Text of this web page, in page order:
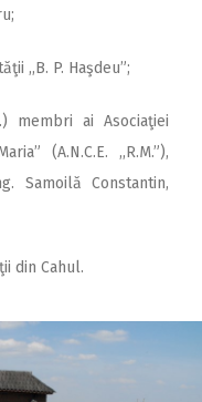
,,B. P. Haşdeu”;
membri ai Asociaţiei
(A.N.C.E. ,,R.M.”),
Samoilă Constantin,
din Cahul.